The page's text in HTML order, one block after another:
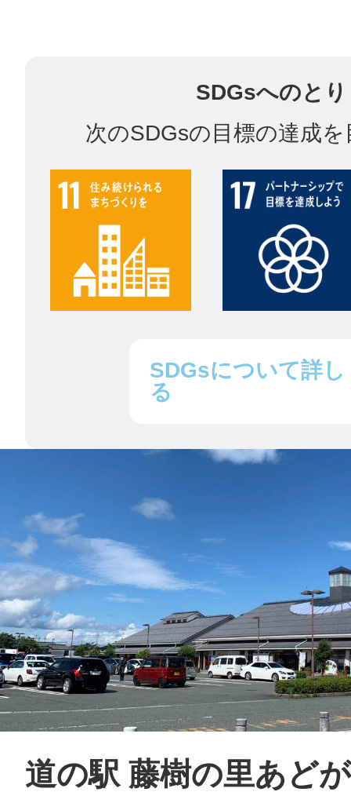
SDGsへのと
次のSDGsの目標の達成
SDGsについて詳し
る
道の駅 藤樹の里あど
相模原
渋谷区
八女
日立
滋賀県
まちのコイン